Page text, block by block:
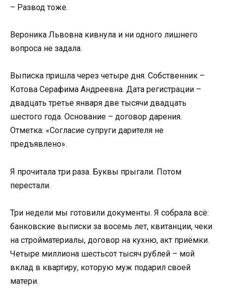
– Развод тоже.
Вероника Львовна кивнула и ни одного лишнего
вопроса не задала.
Выписка пришла через четыре дня. Собственник –
Котова Серафима Андреевна. Дата регистрации –
двадцать третье января две тысячи двадцать
шестого года. Основание – договор дарения.
Отметка: «Согласие супруги дарителя не
предъявлено».
Я прочитала три раза. Буквы прыгали. Потом
перестали.
Три недели мы готовили документы. Я собрала всё:
банковские выписки за восемь лет, квитанции, чеки
на стройматериалы, договор на кухню, акт приёмки.
Четыре миллиона шестьсот тысяч рублей – мой
вклад в квартиру, которую муж подарил своей
матери.